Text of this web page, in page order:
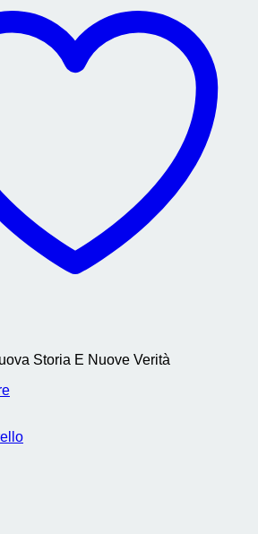
Storia E Nuove Verità